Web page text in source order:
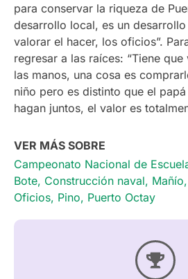
para conservar la riqueza de
desarrollo local, es un
valorar el hacer, los oficios”.
regresar a las raíces: “Tiene
las manos, una cosa es
niño pero es distinto que el
hagan juntos, el valor es
VER MÁS SOBRE
Campeonato Nacional de
Bote, Construcción naval, Mañío,
Oficios, Pino, Puerto Octay